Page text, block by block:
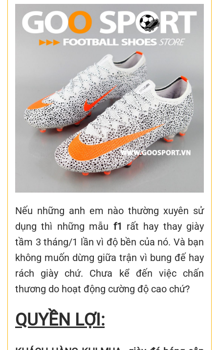
Nếu những anh em nào thường xuyên sử
dụng thì những mẫu f1 rất hay thay giày
tầm 3 tháng/1 lần vì độ bền của nó. Và bạn
không muốn dừng giữa trận vì bung đế hay
rách giày chứ. Chưa kể đến việc chấn
thương do hoạt động cường độ cao chứ?
QUYỀN LỢI: